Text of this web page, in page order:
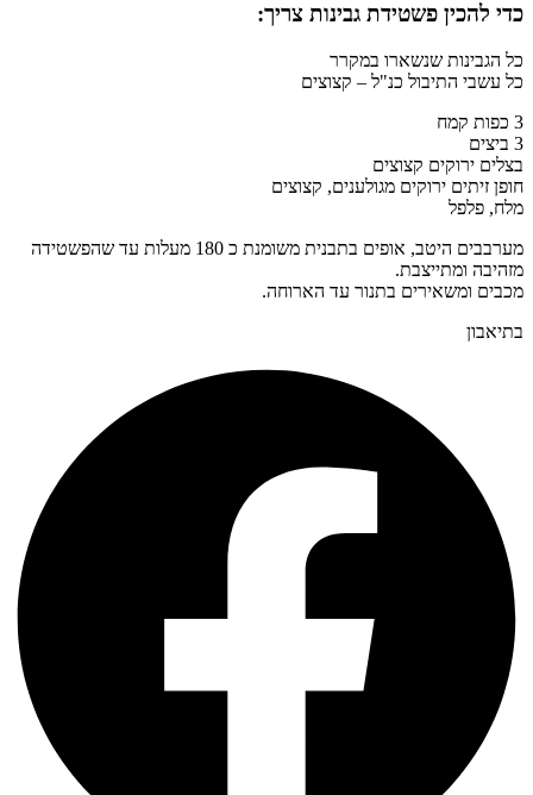
כדי להכין פשטידת גבינות צריך:
כל הגבינות שנשארו במקרר
כל עשבי התיבול כנ"ל – קצוצים
3 כפות קמח
3 ביצים
בצלים ירוקים קצוצים
חופן זיתים ירוקים מגולענים, קצוצים
מלח, פלפל
מערבבים היטב, אופים בתבנית משומנת כ 180 מעלות עד שהפשטידה
מזהיבה ומתייצבת.
מכבים ומשאירים בתנור עד הארוחה.
בתיאבון